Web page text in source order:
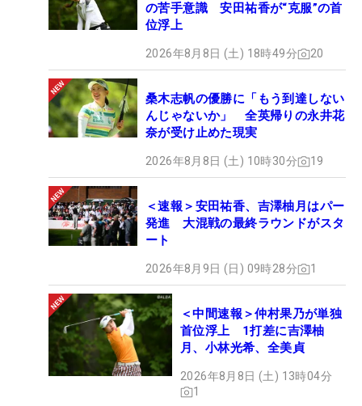
の苦手意識 安田祐香が“克服”の首
位浮上
2026年8月8日 (土) 18時49分 20
桑木志帆の優勝に「もう到達しない
んじゃないか」 全英帰りの永井花
奈が受け止めた現実
2026年8月8日 (土) 10時30分 19
＜速報＞安田祐香、吉澤柚月はパー
発進 大混戦の最終ラウンドがスタ
ート
2026年8月9日 (日) 09時28分 1
＜中間速報＞仲村果乃が単独
首位浮上 1打差に吉澤柚
月、小林光希、全美貞
2026年8月8日 (土) 13時04分
1